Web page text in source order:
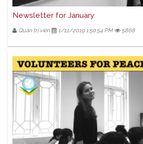
Newsletter for January
Quản trị viên 1/11/2019 1:50:54 PM 5868